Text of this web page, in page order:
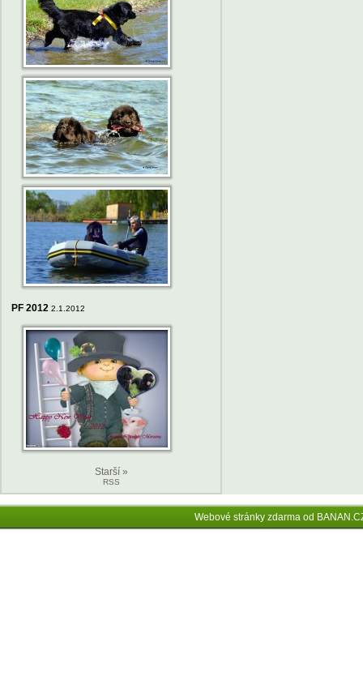
PF 2012 2.1.2012
Starší »
RSS
Webové stránky zdarma od